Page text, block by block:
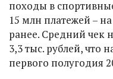
походы в
15 млн платежей –
ранее. Средний чек
3,3 тыс. рублей, что
первого полугодия